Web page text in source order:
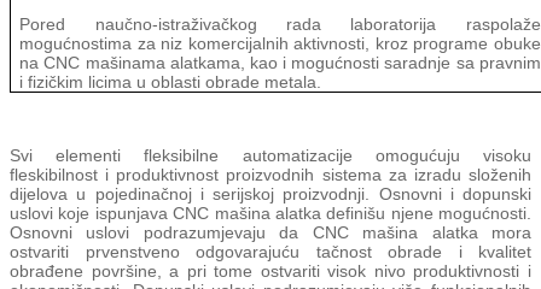
Pored naučno-istraživačkog rada laboratorija raspolaže
mogućnostima za niz komercijalnihaktivnosti, kroz programe obuke
naCNC mašinama alatkama, kao i mogućnosti saradnje sa pravnim
i fizičkim licima u oblasti obrade metala
Svi elementi fleksibilne automatizacije omogućuju visoku
fleskibilnost i produktivnost proizvodnih sistema za izradu složenih
dijelova u pojedinačnoj i serijskoj proizvodnji. Osnovni i dopunski
uslovi koje ispunjavaCNC mašina alatka definišu njene mogućnosti.
Osnovni uslovi podrazumjevaju da CNC
mašina alatka mora
ostvariti prvenstveno odgovarajuću tačnost obrade i kvalitet
obrađene površine, a pri tome ostvariti visok nivo produktivnosti i